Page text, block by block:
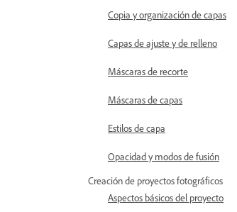
Copia y organización de capas
Capas de ajuste y de relleno
Máscaras de recorte
Máscaras de capas
Estilos de capa
Opacidad y modos de fusión
Creación de proyectos fotográficos
Aspectos básicos del proyecto